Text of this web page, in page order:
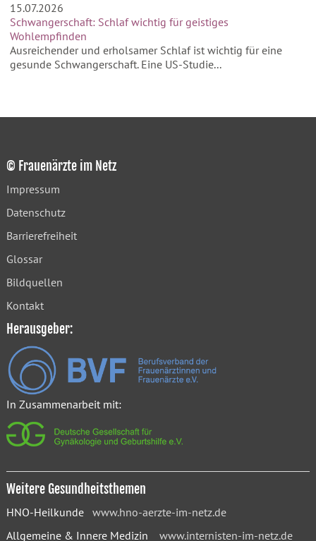
15.07.2026
Schwangerschaft: Schlaf wichtig für geistiges
Wohlempfinden
Ausreichender und erholsamer Schlaf ist wichtig für eine
gesunde Schwangerschaft. Eine US-Studie...
© Frauenärzte im Netz
Impressum
Datenschutz
Barrierefreiheit
Glossar
Bildquellen
Kontakt
Herausgeber:
In Zusammenarbeit mit:
Weitere Gesundheitsthemen
HNO-Heilkunde www.hno-aerzte-im-netz.de
Allgemeine & Innere Medizin www.internisten-im-netz.de